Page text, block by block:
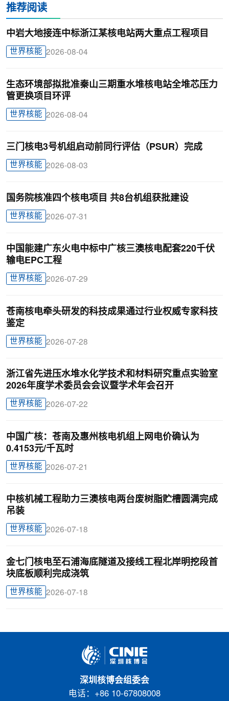
推荐阅读
中岩大地接连中标浙江某核电站两大重点工程项目
世界核能 2026-08-04
生态环境部拟批准秦山三期重水堆核电站全堆芯压力
管更换项目环评
世界核能 2026-08-04
三门核电3号机组启动前同行评估（PSUR）完成
世界核能 2026-08-03
国务院核准四个核电项目 共8台机组获批建设
世界核能 2026-07-31
中国能建广东火电中标中广核三澳核电配套220千伏
输电EPC工程
世界核能 2026-07-29
苍南核电牵头研发的科技成果通过行业权威专家科技
鉴定
世界核能 2026-07-28
浙江省先进压水堆水化学技术和材料研究重点实验室
2026年度学术委员会会议暨学术年会召开
世界核能 2026-07-22
中国广核：苍南及惠州核电机组上网电价确认为
0.4153元/千瓦时
世界核能 2026-07-21
中核机械工程助力三澳核电两台废树脂贮槽圆满完成
吊装
世界核能 2026-07-18
金七门核电至石浦海底隧道及接线工程北岸明挖段首
块底板顺利完成浇筑
世界核能 2026-07-18
深圳核博会组委会
电话：+86 10-67808008